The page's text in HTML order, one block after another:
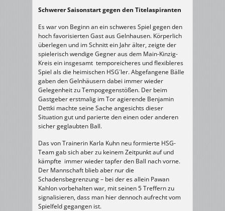
Dietzenbach
–
Gelnhausen
I
5:26
(3:13)
Schwerer Saisonstart gegen den Titelaspiranten
Es war von Beginn an ein schweres Spiel gegen den
hoch favorisierten Gast aus Gelnhausen. Körperlich
überlegen und im Schnitt ein Jahr älter, zeigte der
spielerisch wendige Gegner aus dem Main-Kinzig-
Kreis ein insgesamt temporeicheres und flexibleres
Spiel als die heimischen HSG´ler. Abgefangene Bälle
gaben den Gelnhäusern dabei immer wieder
Gelegenheit zu Tempogegenstößen. Der beim
Gastgeber erstmalig im Tor agierende Benjamin
Dettki machte seine Sache angesichts dieser
Situation gut und parierte den einen oder anderen
sicher geglaubten Ball.
Das von Trainerin Karla Kuhn neu formierte HSG-
Team gab sich aber zu keinem Zeitpunkt auf und
kämpfte immer wieder tapfer den Ball nach vorne.
Der Mannschaft blieb aber nur die
Schadensbegrenzung – bei der es allein Pawan
Kahlon vorbehalten war, mit seinen 5 Treffern zu
signalisieren, dass man hier dennoch aufrecht vom
Spielfeld gegangen ist.